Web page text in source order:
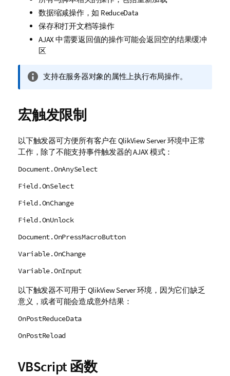
数据缩减操作，如 ReduceData
保存和打开文档等操作
AJAX 中需要返回值的操作可能会返回空的结果缓冲
区
信
释
支持在服务器对象的属性上执行布局操作。
宏触发限制
以下触发器可方便所有客户在 QlikView Server 环境中正常
工作，除了不能支持事件触发器的 AJAX 模式：
Document.OnAnySelect
Field.OnSelect
Field.OnChange
Field.OnUnlock
Document.OnPressMacroButton
Variable.OnChange
Variable.OnInput
以下触发器不可用于 QlikView Server 环境，因为它们缺乏
意义，或者可能会造成意外结果：
OnPostReduceData
OnPostReload
VBScript 函数